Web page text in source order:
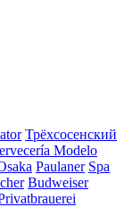
Трёхсосенский
Modelo
Paulaner Spa
Budweiser